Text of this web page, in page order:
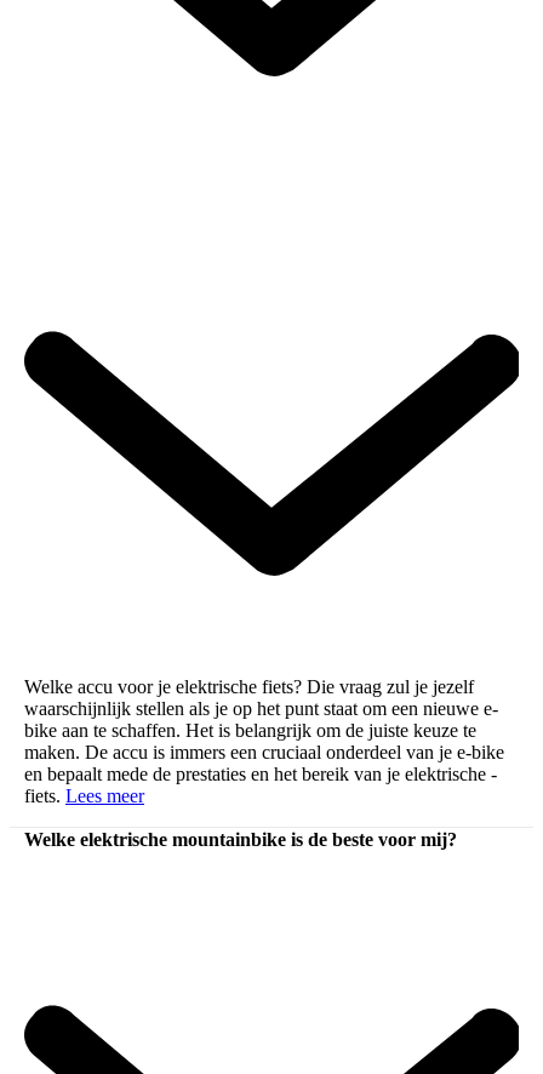
Welke accu voor je elektrische fiets? Die vraag zul je jezelf
waarschijnlijk stellen als je op het punt staat om een nieuwe e-
bike aan te schaffen. Het is belangrijk om de juiste keuze te
maken. De accu is immers een cruciaal onderdeel van je e-bike
en bepaalt mede de prestaties en het bereik van je elektrische ­­
fiets. Lees meer
Welke elektrische mountainbike is de beste voor mij?